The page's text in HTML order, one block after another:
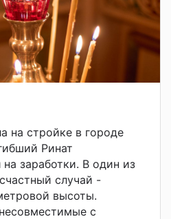
на стройке в городе
Ринат
заработки. В один из
случай -
высоты.
с